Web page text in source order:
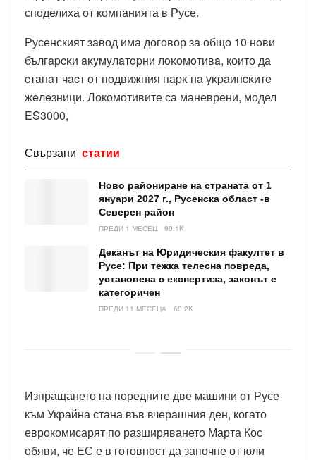
споделиха от компанията в Русе.
Русенският завод има договор за общо 10 нoви
бългapcĸи aĸyмyлaтopни лoĸoмoтивa, които да
cтaнaт чacт oт пoдвижния пapĸ нa уĸpaинcĸитe
жeлeзници. Локомотивите са маневрени, модел
ES3000,
Свързани статии
Ново райониране на страната от 1
януари 2027 г., Русенска област -в
Северен район
ПРЕДИ 1 МЕСЕЦ 90.1K
Деканът на Юридическия факултет в
Русе: При тежка телесна повреда,
установена с експертиза, законът е
категоричен
ПРЕДИ 11 МЕСЕЦА 60.2K
Изпращането на поредните две машини от Русе
към Украйна стана във вчерашния ден, когато
еврокомисарят по разширяването Марта Кос
обяви, че ЕС е в готовност да започне от юли